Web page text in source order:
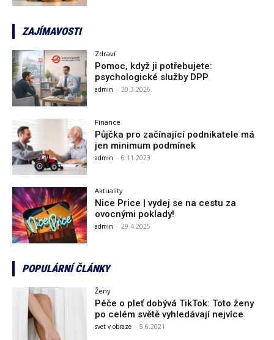
ZAJÍMAVOSTI
Zdraví
Pomoc, když ji potřebujete:
psychologické služby DPP
admin - 20.3.2026
Finance
Půjčka pro začínající podnikatele má
jen minimum podmínek
admin - 6.11.2023
Aktuality
Nice Price | vydej se na cestu za
ovocnými poklady!
admin - 29.4.2025
POPULÁRNÍ ČLÁNKY
Ženy
Péče o pleť dobývá TikTok: Toto ženy
po celém světě vyhledávají nejvíce
svet v obraze - 5.6.2021